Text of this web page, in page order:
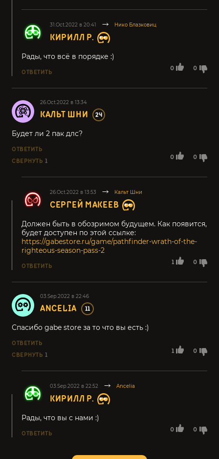
31.Oct.2022 в 20:41 Нико Блазковиц
КИРИЛЛ Р.
0 0
Рады, что всё в порядке :)
ОТВЕТИТЬ
26.Oct.2022 в 13:34
КАЛЬТ ШНИ 24
0 0
Будет ли 2 пак длс?
ОТВЕТИТЬ
СВЕРНУТЬ 1
26.Oct.2022 в 13:53 Кальт Шни
СЕРГЕЙ МАКЕЕВ
1 0
Должен быть в обозримом будущем. Как появится,
будет доступен по этой ссылке:
https://gabestore.ru/game/pathfinder-wrath-of-the-
righteous-season-pass-2
ОТВЕТИТЬ
03.Sep.2022 в 22:46
ANCELIA 11
1 0
Спасибо gabe store за то что вы есть :)
ОТВЕТИТЬ
СВЕРНУТЬ 1
03.Sep.2022 в 22:52 Ancelia
КИРИЛЛ Р.
0 0
Рады, что вы с нами :)
ОТВЕТИТЬ